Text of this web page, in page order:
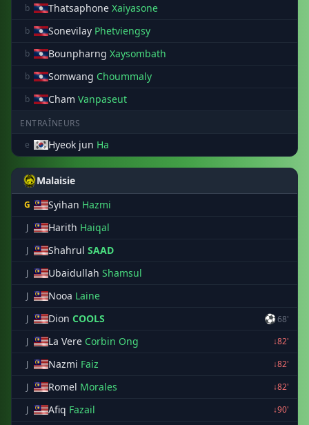
b Thatsaphone Xaiyasone
b Sonevilay Phetviengsy
b Bounpharng Xaysombath
b Somwang Choummaly
b Cham Vanpaseut
ENTRAÎNEURS
e
Hyeok jun Ha
Malaisie
G Syihan Hazmi
J Harith Haiqal
J Shahrul SAAD
J Ubaidullah Shamsul
J Nooa Laine
J Dion COOLS ⚽68'
J
La Vere Corbin Ong
↓82'
J
Nazmi Faiz
↓82'
J
Romel Morales
↓82'
J
Afiq Fazail
↓90'